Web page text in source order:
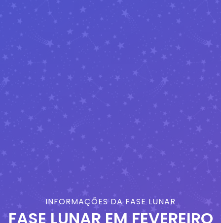
INFORMAÇÕES DA FASE LUNAR
FASE LUNAR EM FEVEREIRO